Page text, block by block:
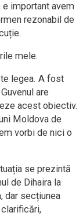
e important avem
rezonabil de
mele.
legea. A fost
are
acest obiectiv.
Moldova de
vorbi de nici o
se prezintă
de Dihaira la
dar secțiunea